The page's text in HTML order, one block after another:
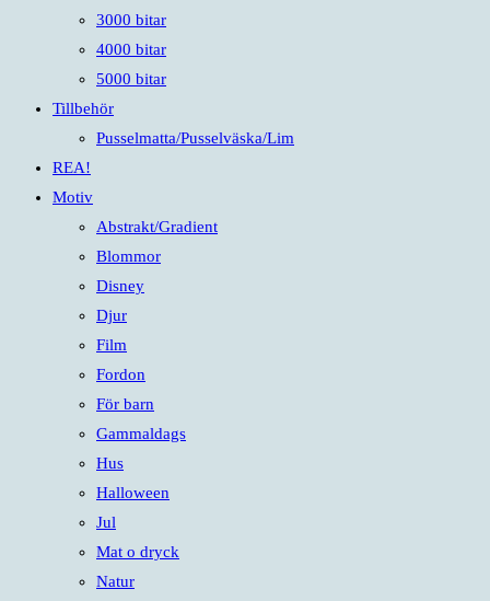
3000 bitar
4000 bitar
5000 bitar
Tillbehör
Pusselmatta/Pusselväska/Lim
REA!
Motiv
Abstrakt/Gradient
Blommor
Disney
Djur
Film
Fordon
För barn
Gammaldags
Hus
Halloween
Jul
Mat o dryck
Natur